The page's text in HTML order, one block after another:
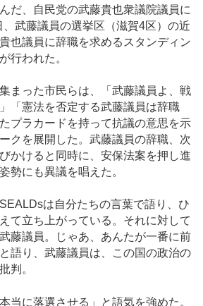
だ、自民党の武藤貴也衆議院議員に
武藤議員の選挙区（滋賀4区）の近
也議員に辞職を求めるスタンディン
行われた。
まった市民らは、「武藤議員よ、戦
「憲法を否定する武藤議員は辞職
プラカードを持って抗議の意思を示
クを展開した。武藤議員の辞職、次
かけると同時に、安保法案を押し進
勢にも異議を唱えた。
は自分たちの言葉で語り、ひ
て立ち上がっている。それに対して
藤議員。じゃあ、あんたが一番に前
語り、武藤議員は、この国の政治の
判。
当に落選させる」と語気を強めた。